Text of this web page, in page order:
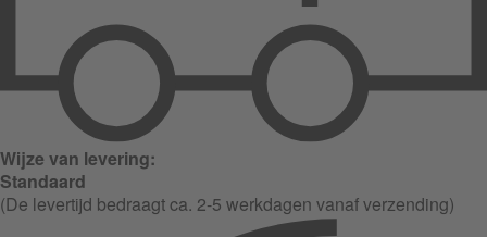
Wijze van levering:
Standaard
(De levertijd bedraagt ca. 2-5 werkdagen vanaf verzending)